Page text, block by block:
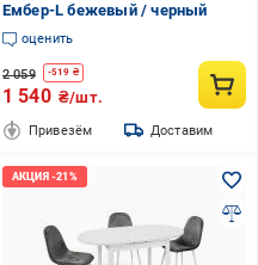
Ембер-L бежевый / черный
оценить
2 059 -519 ₴
1 540 ₴/шт.
Привезём Доставим